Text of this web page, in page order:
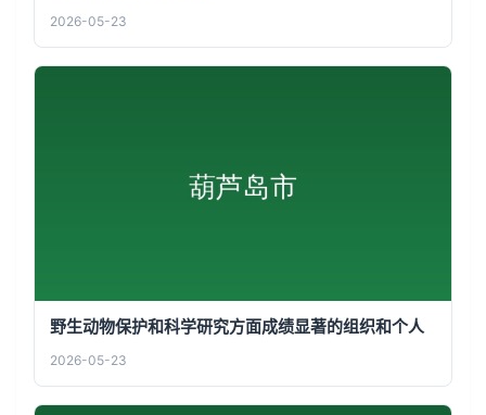
2026-05-23
野生动物保护和科学研究方面成绩显著的组织和个人
2026-05-23